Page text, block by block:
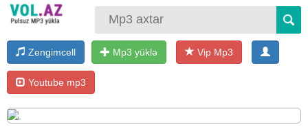
Zengimcell Mp3 yüklə Vip Mp3
Youtube mp3